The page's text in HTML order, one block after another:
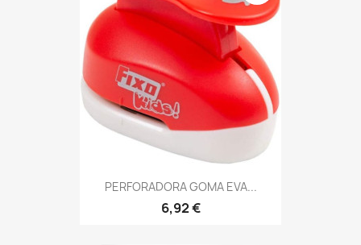
PERFORADORA GOMA EVA...
6,92 €